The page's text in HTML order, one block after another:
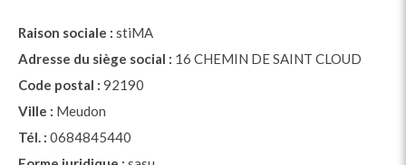
Raison sociale : stiMA
Adresse du siège social : 16 CHEMIN DE SAINT CLOUD
Code postal : 92190
Ville : Meudon
Tél. : 0684845440